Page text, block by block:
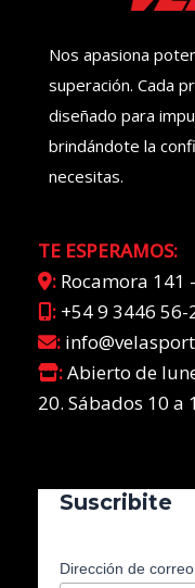
Nos apasiona
superación. Cada
diseñado para
brindándote la
necesitas.
TE ESPERAMOS:
: Rocamora 141
: +54 9 3446 56-
:
:Abierto de
20. Sábados 10 a
Suscribite
Dirección de